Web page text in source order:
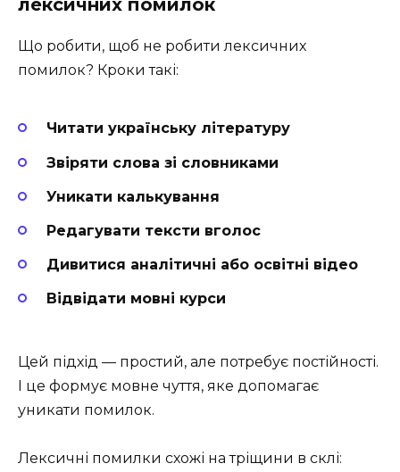
лексичних помилок
Що робити, щоб не робити лексичних
помилок? Кроки такі:
Читати українську літературу
Звіряти слова зі словниками
Уникати калькування
Редагувати тексти вголос
Дивитися аналітичні або освітні відео
Відвідати мовні курси
Цей підхід — простий, але потребує постійності.
І це формує мовне чуття, яке допомагає
уникати помилок.
Лексичні помилки схожі на тріщини в склі: